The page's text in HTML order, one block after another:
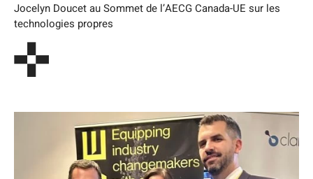
Jocelyn Doucet au Sommet de l’AECG Canada-UE sur les
technologies propres